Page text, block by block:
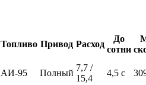
Топливо Привод Расход
До
сотни
АИ-95 Полный
7,7 /
15,4
4,5 с